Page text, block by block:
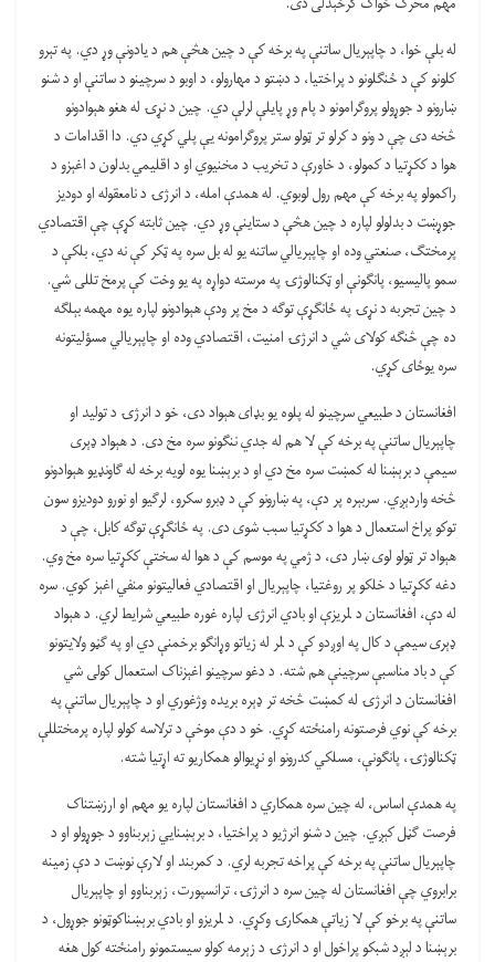
له بلې خوا، د چاپېريال ساتنې په برخه کې د چين هڅې هم د يادونې وړ دي. په تېرو
کلونو کې د ځنګلونو د پراختيا، د دښتو د مهارولو، د اوبو د سرچينو د ساتنې او د شنو
ښارونو د جوړولو پروګرامونو د پام وړ پايلې لرلې دي. چين د نړۍ له هغو هېوادونو
څخه دی چې د ونو د کرلو تر ټولو ستر پروګرامونه يې پلي کړي دي. دا اقدامات د
هوا د ککړتيا د کمولو، د خاورې د تخريب د مخنيوي او د اقليمي بدلون د اغېزو د
راکمولو په برخه کې مهم رول لوبوي. له همدې امله، د انرژۍ د نامعقوله او دوديز
جوړښت د بدلولو لپاره د چين هڅې د ستاينې وړ دي. چين ثابته کړې چې اقتصادي
پرمختګ، صنعتي وده او چاپېريالي ساتنه يو له بل سره په ټکر کې نه دي، بلکې د
سمو پاليسيو، پانګونې او ټکنالوژۍ په مرسته دواړه په يو وخت کې پرمخ تللی شي.
د چين تجربه د نړۍ په ځانګړې توګه د مخ پر ودې هېوادونو لپاره يوه مهمه بېلګه
ده چې څنګه کولای شي د انرژۍ امنيت، اقتصادي وده او چاپېريالي مسؤليتونه
سره يوځای کړي.
افغانستان د طبيعي سرچينو له پلوه يو بډای هېواد دی، خو د انرژۍ د توليد او
چاپېريال ساتنې په برخه کې لا هم له جدي ننګونو سره مخ دی. د هېواد ډېری
سيمې د برېښنا له کمښت سره مخ دي او د برېښنا يوه لويه برخه له ګاونډيو هېوادونو
څخه واردېږي. سربېره پر دې، په ښارونو کې د ډبرو سکرو، لرګيو او نورو دوديزو سون
توکو پراخ استعمال د هوا د ککړتيا سبب شوی دی. په ځانګړې توګه کابل، چې د
هېواد تر ټولو لوی ښار دی، د ژمي په موسم کې د هوا له سختې ککړتيا سره مخ وي.
دغه ککړتيا د خلکو پر روغتيا، چاپېريال او اقتصادي فعاليتونو منفي اغېز کوي. سره
له دې، افغانستان د لمريزې او بادي انرژۍ لپاره غوره طبيعي شرايط لري. د هېواد
ډېری سيمې د کال په اوږدو کې د لمر له زياتو وړانګو برخمنې دي او په ګڼو ولايتونو
کې د باد مناسبې سرچينې هم شته. د دغو سرچينو اغېزناک استعمال کولی شي
افغانستان د انرژۍ له کمښت څخه تر ډېره بريده وژغوري او د چاپېريال ساتنې په
برخه کې نوي فرصتونه رامنځته کړي. خو د دې موخې د ترلاسه کولو لپاره پرمختللې
ټکنالوژۍ، پانګونې، مسلکي کدرونو او نړيوالو همکاريو ته اړتيا شته.
په همدې اساس، له چين سره همکاري د افغانستان لپاره يو مهم او ارزښتناک
فرصت ګڼل کېږي. چين د شنو انرژيو د پراختيا، د برېښنايي زېربناوو د جوړولو او د
چاپېريال ساتنې په برخه کې پراخه تجربه لري. د کمربند او لارې نوښت د دې زمينه
برابروي چې افغانستان له چين سره د انرژۍ، ترانسپورت، زېربناوو او چاپېريال
ساتنې په برخو کې لا زياتې همکارۍ وکړي. د لمريزو او بادي برېښناکوټونو جوړول، د
برېښنا د لېږد شبکو پراخول او د انرژۍ د زېرمه کولو سيستمونو رامنځته کول هغه